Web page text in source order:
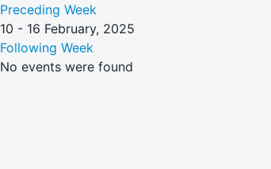
Preceding Week
10 - 16 February, 2025
Following Week
No events were found